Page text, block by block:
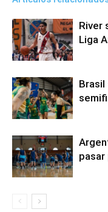
River
Liga
Brasil
pasar